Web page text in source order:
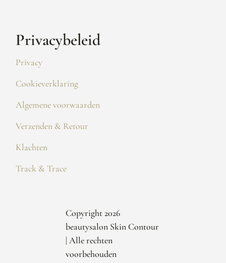
Privacybeleid
Privacy
Cookieverklaring
Algemene voorwaarden
Verzenden & Retour
Klachten
Track & Trace
Copyright 2026
beautysalon Skin Contour
| Alle rechten
voorbehouden